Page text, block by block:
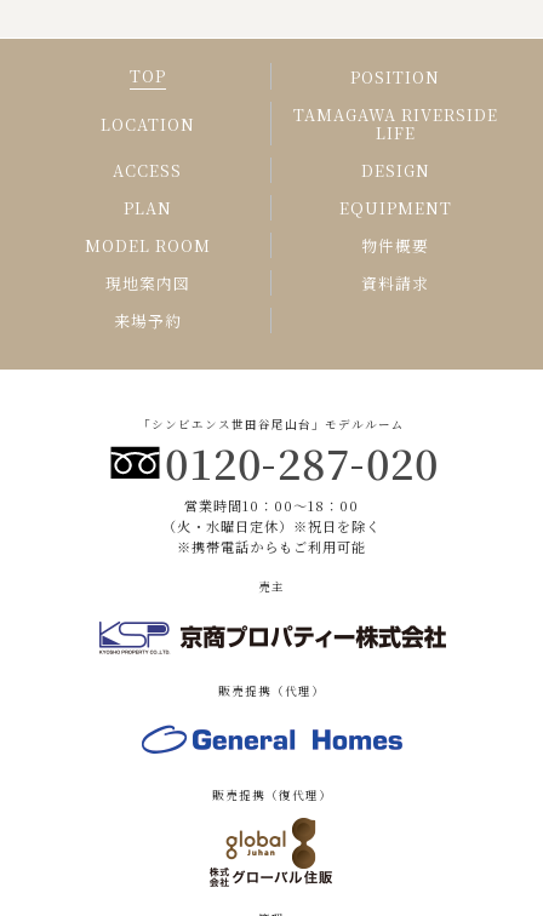
TOP POSITION
LOCATION TAMAGAWA RIVERSIDE
LIFE
ACCESS
DESIGN
PLAN
EQUIPMENT
MODEL ROOM
物件概要
現地案内図
資料請求
来場予約
「シンビエンス世田谷尾山台」モデルルーム
0120-287-020
営業時間10：00〜18：00
（火・水曜日定休）※祝日を除く
※携帯電話からもご利用可能
売主
販売提携（代理）
販売提携（復代理）